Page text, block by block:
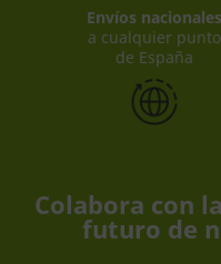
Envíos nacionales
a cualquier punto
de España
Colabora con
futuro de